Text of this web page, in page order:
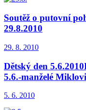
Soutěž o putovní
29.8.2010
29. 8. 2010
Dětský den
5.6.-manželé Miklovi
5. 6. 2010